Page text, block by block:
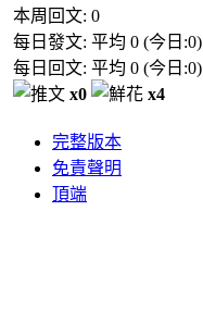
本周回文: 0
每日發文: 平均 0 (今日:0)
每日回文: 平均 0 (今日:0)
x0
x4
完整版本
免責聲明
頂端